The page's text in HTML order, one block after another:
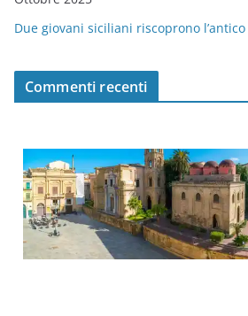
Due giovani siciliani riscoprono
Commenti recenti